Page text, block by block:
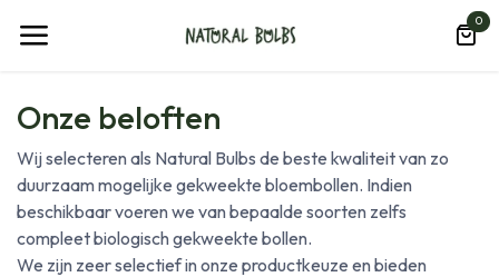
0
Onze beloften
Wij selecteren als Natural Bulbs de beste kwaliteit van zo
duurzaam mogelijke gekweekte bloembollen. Indien
beschikbaar voeren we van bepaalde soorten zelfs
compleet biologisch gekweekte bollen.
We zijn zeer selectief in onze productkeuze en bieden